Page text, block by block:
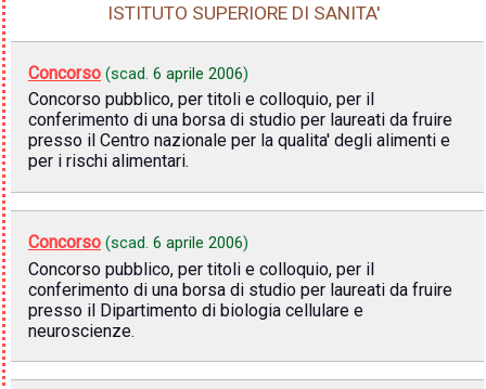
ISTITUTO SUPERIORE DI SANITA'
Concorso (scad. 6 aprile 2006)
Concorso pubblico, per titoli e colloquio, per il
conferimento di una borsa di studio per laureati da fruire
presso il Centro nazionale per la qualita' degli alimenti e
per i rischi alimentari.
Concorso (scad. 6 aprile 2006)
Concorso pubblico, per titoli e colloquio, per il
conferimento di una borsa di studio per laureati da fruire
presso il Dipartimento di biologia cellulare e
neuroscienze.